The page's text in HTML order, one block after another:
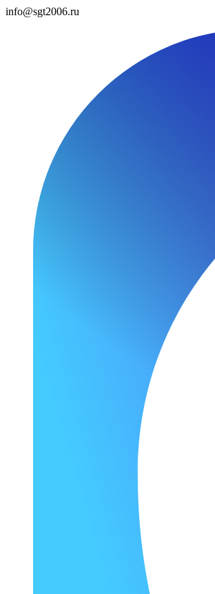
info@sgt2006.ru